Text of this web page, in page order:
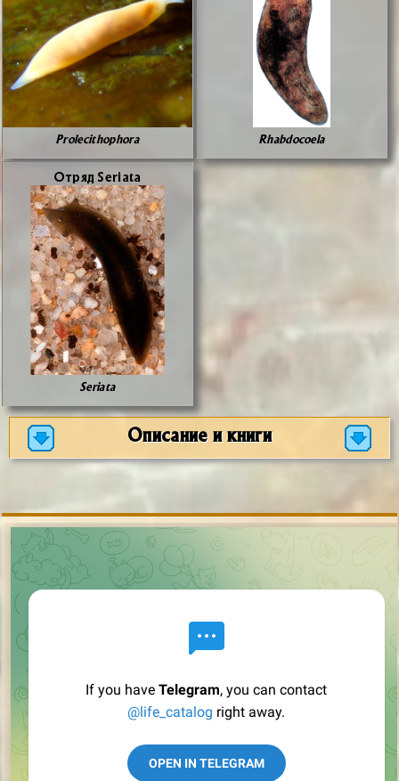
Prolecithophora Rhabdocoela
От­ряд Seriata
Seriata
Описание и книги